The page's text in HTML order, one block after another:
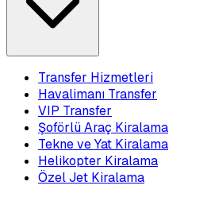
Transfer Hizmetleri
Havalimanı Transfer
VIP Transfer
Şoförlü Araç Kiralama
Tekne ve Yat Kiralama
Helikopter Kiralama
Özel Jet Kiralama